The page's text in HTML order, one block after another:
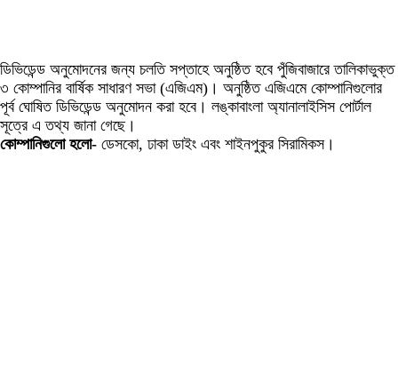
ডিভিডেন্ড অনুমোদনের জন্য চলতি সপ্তাহে অনুষ্ঠিত হবে পুঁজিবাজারে তালিকাভুক্ত
৩ কোম্পানির বার্ষিক সাধারণ সভা (এজিএম)। অনুষ্ঠিত এজিএমে কোম্পানিগুলোর
পূর্ব ঘোষিত ডিভিডেন্ড অনুমোদন করা হবে। লঙ্কাবাংলা অ্যানালাইসিস পোর্টাল
সূত্রে এ তথ্য জানা গেছে।
কোম্পানিগুলো হলো- ডেসকো, ঢাকা ডাইং এবং শাইনপুকুর সিরামিকস।